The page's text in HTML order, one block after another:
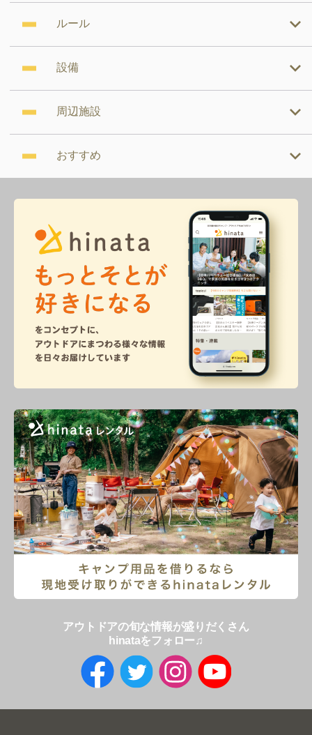
ルール
設備
周辺施設
おすすめ
アウトドアの旬な情報が盛りだくさん
hinataをフォロー♫